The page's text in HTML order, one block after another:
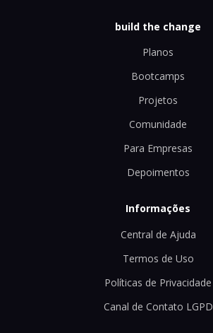
build the change
Planos
Bootcamps
Projetos
Comunidade
Para Empresas
Depoimentos
Informações
Central de Ajuda
Termos de Uso
Políticas de Privacidade
Canal de Contato LGPD